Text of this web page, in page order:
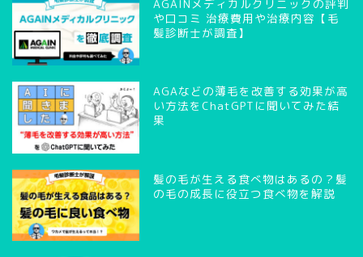
AGAINメディカルクリニックの評判
や口コミ 治療費用や治療内容【毛
髪診断士が調査】
AGAなどの薄毛を改善する効果が高
い方法をChatGPTに聞いてみた結
果
髪の毛が生える食べ物はあるの？髪
の毛の成長に役立つ食べ物を解説